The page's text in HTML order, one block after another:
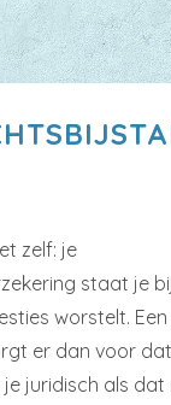
zelf: je
staat je
worstelt.
er dan voor
juridisch als